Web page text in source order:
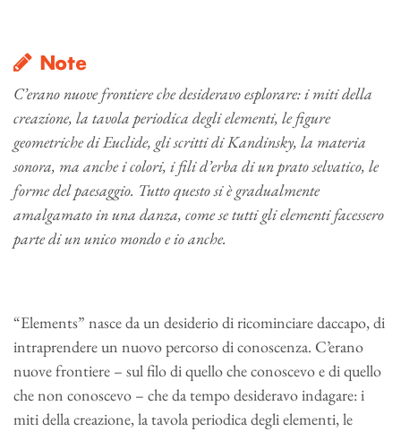
Note
C’erano nuove frontiere che desideravo esplorare: i miti della
creazione, la tavola periodica degli elementi, le figure
geometriche di Euclide, gli scritti di Kandinsky, la materia
sonora, ma anche i colori, i fili d’erba di un prato selvatico, le
forme del paesaggio. Tutto questo si è gradualmente
amalgamato in una danza, come se tutti gli elementi facessero
parte di un unico mondo e io anche.
“Elements” nasce da un desiderio di ricominciare daccapo, di
intraprendere un nuovo percorso di conoscenza. C’erano
nuove frontiere – sul filo di quello che conoscevo e di quello
che non conoscevo – che da tempo desideravo indagare: i
miti della creazione, la tavola periodica degli elementi, le